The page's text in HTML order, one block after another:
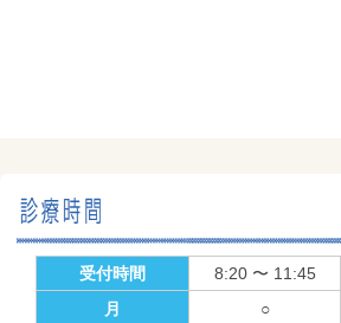
受付時間
月
8:20 〜 11:45
○